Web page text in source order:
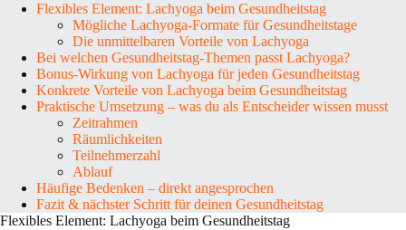
Flexibles Element: Lachyoga beim Gesundheitstag
Mögliche Lachyoga-Formate für Gesundheitstage
Die unmittelbaren Vorteile von Lachyoga
Bei welchen Gesundheitstag-Themen passt Lachyoga?
Bonus-Wirkung von Lachyoga für jeden Gesundheitstag
Konkrete Vorteile von Lachyoga beim Gesundheitstag
Praktische Umsetzung – was du als Entscheider wissen musst
Zeitrahmen
Räumlichkeiten
Teilnehmerzahl
Ablauf
Häufige Bedenken – direkt angesprochen
Fazit & nächster Schritt für deinen Gesundheitstag
Flexibles Element: Lachyoga beim Gesundheitstag